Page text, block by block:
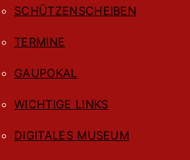
SCHÜTZENSCHEIBEN
TERMINE
GAUPOKAL
WICHTIGE LINKS
DIGITALES MUSEUM